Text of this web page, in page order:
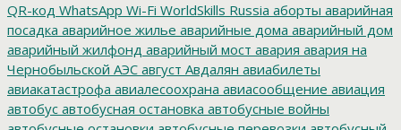
QR-код WhatsApp Wi-Fi WorldSkills Russia аборты аварийная
посадка аварийное жилье аварийные дома аварийный дом
аварийный жилфонд аварийный мост авария авария на
Чернобыльской АЭС август Авдалян авиабилеты
авиакатастрофа авиалесоохрана авиасообщение авиация
автобус автобусная остановка автобусные войны